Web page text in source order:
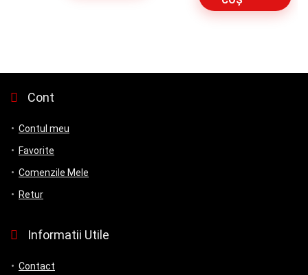
Cont
Contul meu
Favorite
Comenzile Mele
Retur
Informatii Utile
Contact